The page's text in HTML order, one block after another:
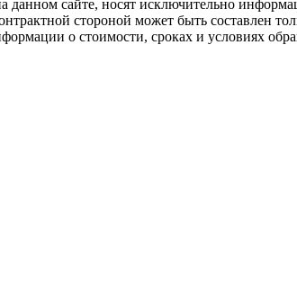
сайте, носят исключительно
стороной может быть составлен
о стоимости, сроках и условиях